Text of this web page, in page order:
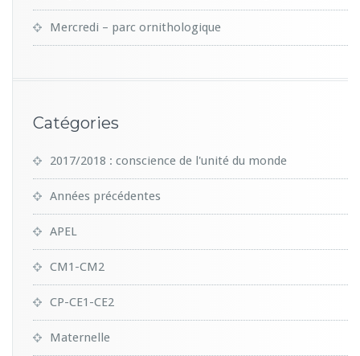
Mercredi – parc ornithologique
Catégories
2017/2018 : conscience de l'unité du monde
Années précédentes
APEL
CM1-CM2
CP-CE1-CE2
Maternelle